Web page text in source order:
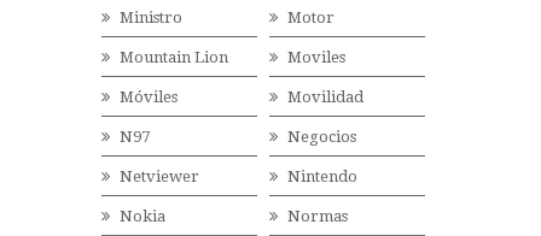
Ministro Motor
Mountain Lion Moviles
Móviles Movilidad
N97 Negocios
Netviewer Nintendo
Nokia Normas